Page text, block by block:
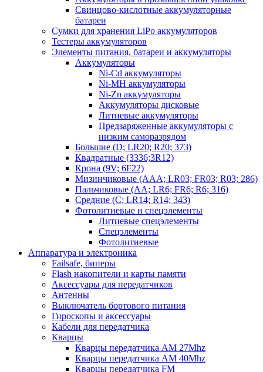
Свинцово-кислотные аккумуляторные
батареи
Сумки для хранения LiPo аккумуляторов
Тестеры аккумуляторов
Элементы питания, батареи и аккумуляторы
Аккумуляторы
Ni-Cd аккумуляторы
Ni-MH аккумуляторы
Ni-Zn аккумуляторы
Аккумуляторы дисковые
Литиевые аккумуляторы
Предзаряженные аккумуляторы с
низким саморазрядом
Большие (D; LR20; R20; 373)
Квадратные (3336;3R12)
Крона (9V; 6F22)
Мизинчиковые (AAA; LR03; FR03; R03; 286)
Пальчиковые (AA; LR6; FR6; R6; 316)
Средние (C; LR14; R14; 343)
Фотолитиевые и спецэлементы
Литиевые спецэлементы
Спецэлементы
Фотолитиевые
Аппаратура и электроника
Failsafe, биперы
Flash накопители и карты памяти
Аксессуары для передатчиков
Антенны
Выключатель бортового питания
Гироскопы и аксессуары
Кабели для передатчика
Кварцы
Кварцы передатчика AM 27Mhz
Кварцы передатчика AM 40Mhz
Кварцы передатчика FM